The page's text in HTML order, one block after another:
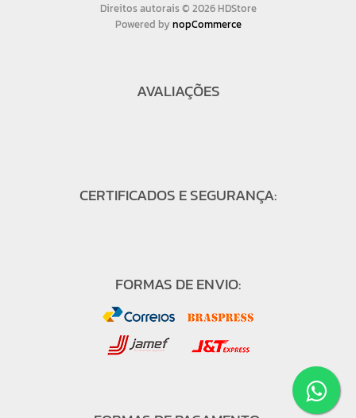
Direitos autorais © 2026 HDStore
Powered bynopCommerce
AVALIAÇÕES
CERTIFICADOS E SEGURANÇA:
FORMAS DE ENVIO: